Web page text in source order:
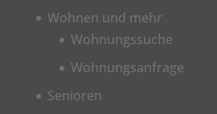
Wohnen und mehr
Wohnungssuche
Wohnungsanfrage
Senioren